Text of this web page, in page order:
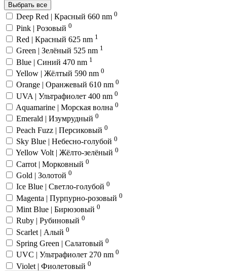
Выбрать все
Deep Red | Красный 660 nm 0
Pink | Розовый 0
Red | Красный 625 nm 1
Green | Зелёный 525 nm 1
Blue | Синий 470 nm 1
Yellow | Жёлтый 590 nm 0
Orange | Оранжевый 610 nm 0
UVA | Ультрафиолет 400 nm 0
Aquamarine | Морская волна 0
Emerald | Изумрудный 0
Peach Fuzz | Персиковый 0
Sky Blue | Небесно-голубой 0
Yellow Volt | Жёлто-зелёный 0
Carrot | Морковный 0
Gold | Золотой 0
Ice Blue | Светло-голубой 0
Magenta | Пурпурно-розовый 0
Mint Blue | Бирюзовый 0
Ruby | Рубиновый 0
Scarlet | Алый 0
Spring Green | Салатовый 0
UVC | Ультрафиолет 270 nm 0
Violet | Фиолетовый 0